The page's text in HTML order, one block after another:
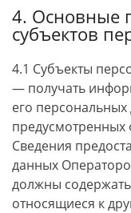
4. Основные
субъектов
4.1 Субъекты
— получать
его
Сведения
данных
должны
относящиеся к